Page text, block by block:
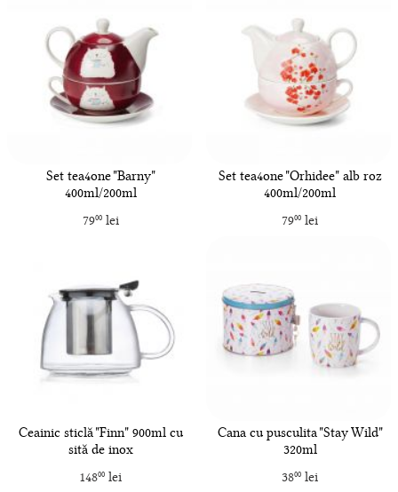
Set tea4one "Barny"
400ml/200ml
7900lei
Set tea4one "Orhidee" alb roz
400ml/200ml
7900lei
Ceainic sticlă "Finn" 900ml cu
sită de inox
14800 lei
Cana cu pusculita "Stay Wild"
320ml
3800lei